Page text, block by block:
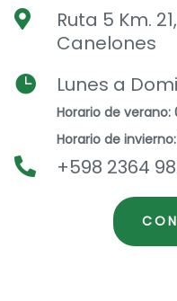

Ruta 5 Km.
Canelones
 Lunes a
Horario de verano:
Horario de
 +598 2364